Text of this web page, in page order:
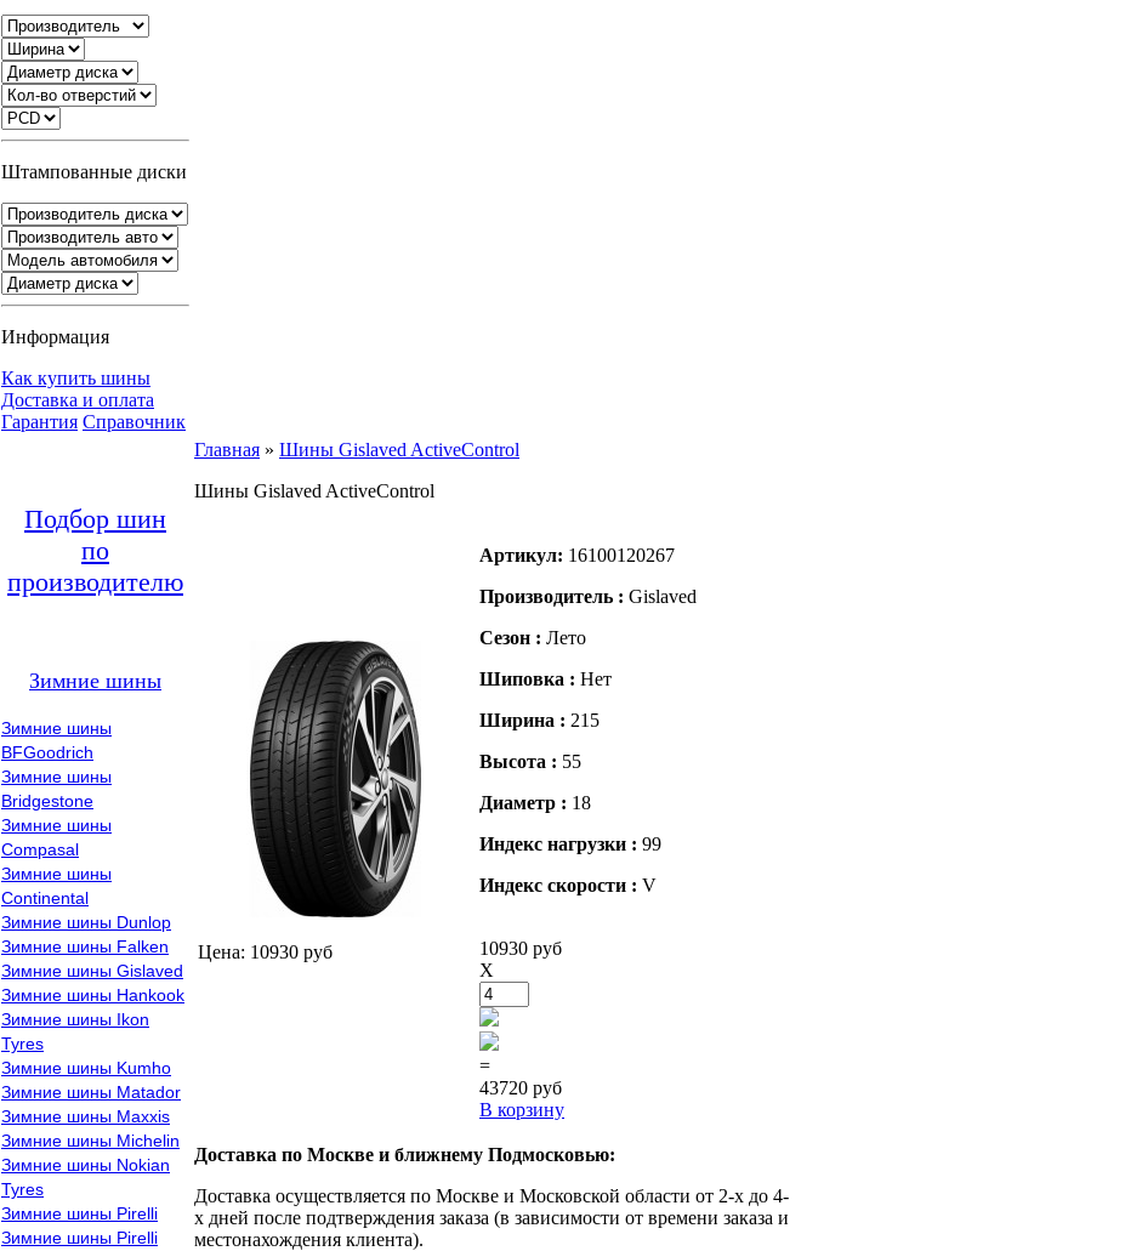
Штампованные диски
Информация
Как купить шины
Доставка и оплата
Гарантия Справочник
Подбор шин
по
производителю
Зимние шины
Зимние шины
BFGoodrich
Зимние шины
Bridgestone
Зимние шины
Compasal
Зимние шины
Continental
Зимние шины Dunlop
Зимние шины Falken
Зимние шины Gislaved
Зимние шины Hankook
Зимние шины Ikon
Tyres
Зимние шины Kumho
Зимние шины Matador
Зимние шины Maxxis
Зимние шины Michelin
Зимние шины Nokian
Tyres
Зимние шины Pirelli
Зимние шины Pirelli
Главная » Шины Gislaved ActiveControl
Шины Gislaved ActiveControl
Цена: 10930 руб
Артикул: 16100120267
Производитель : Gislaved
Сезон : Лето
Шиповка : Нет
Ширина : 215
Высота : 55
Диаметр : 18
Индекс нагрузки : 99
Индекс скорости : V
10930 руб
X
=
43720 руб
В корзину
Доставка по Москве и ближнему Подмосковью:
Доставка осуществляется по Москве и Московской области от 2-х до 4-
х дней после подтверждения заказа (в зависимости от времени заказа и
местонахождения клиента).